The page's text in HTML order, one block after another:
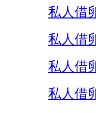
私人借
私人借
私人借
私人借